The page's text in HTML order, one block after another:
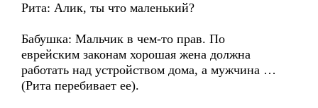
Рита: Алик, ты что маленький?
Бабушка: Мальчик в чем-то прав. По
еврейским законам хорошая жена должна
работать над устройством дома, а мужчина …
(Рита перебивает ее).